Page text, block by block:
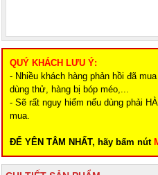
QUÝ KHÁCH LƯU Ý:
- Nhiều khách hàng phản hồi đã
dùng thử, hàng bị bóp méo,...
- Sẽ rất nguy hiểm nếu dùng phải
mua.
ĐỂ YÊN TÂM NHẤT, hãy bấm nút